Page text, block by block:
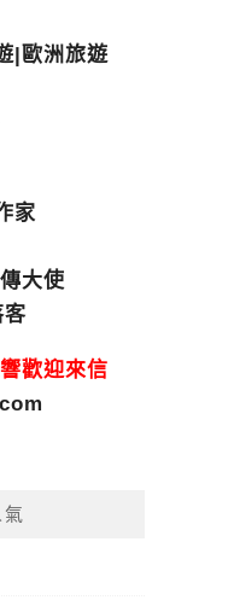
|歐洲旅遊
家
大使
歡迎來信